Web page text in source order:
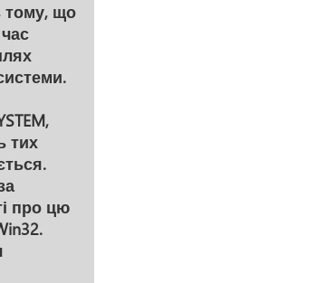
тому, що
тих
про цю